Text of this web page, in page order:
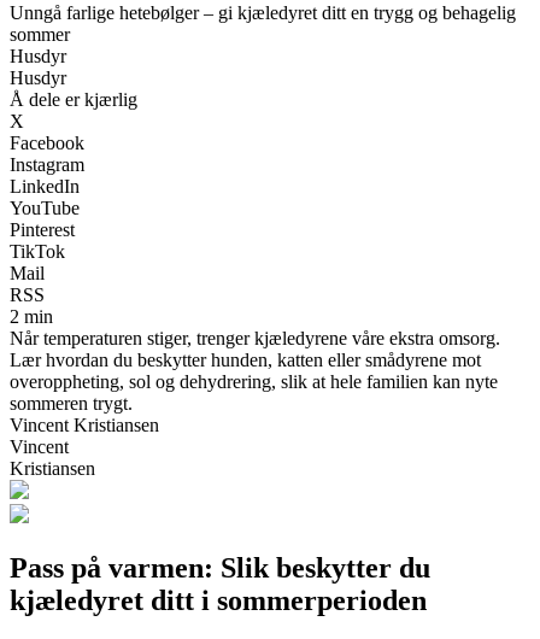
Unngå farlige hetebølger – gi kjæledyret ditt en trygg og behagelig
sommer
Husdyr
Husdyr
Å dele er kjærlig
X
Facebook
Instagram
LinkedIn
YouTube
Pinterest
TikTok
Mail
RSS
2 min
Når temperaturen stiger, trenger kjæledyrene våre ekstra omsorg.
Lær hvordan du beskytter hunden, katten eller smådyrene mot
overoppheting, sol og dehydrering, slik at hele familien kan nyte
sommeren trygt.
Vincent Kristiansen
Vincent
Kristiansen
Pass på varmen: Slik beskytter du
kjæledyret ditt i sommerperioden